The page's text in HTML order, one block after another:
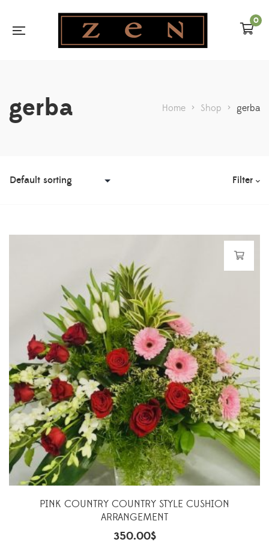
0
gerba Home > Shop > gerba
Filter
PINK COUNTRY COUNTRY STYLE CUSHION
ARRANGEMENT
350.00$